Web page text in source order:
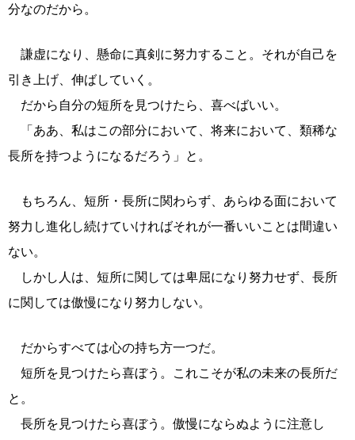
分なのだから。
謙虚になり、懸命に真剣に努力すること。それが自己を
引き上げ、伸ばしていく。
だから自分の短所を見つけたら、喜べばいい。
「ああ、私はこの部分において、将来において、類稀な
長所を持つようになるだろう」と。
もちろん、短所・長所に関わらず、あらゆる面において
努力し進化し続けていければそれが一番いいことは間違い
ない。
しかし人は、短所に関しては卑屈になり努力せず、長所
に関しては傲慢になり努力しない。
だからすべては心の持ち方一つだ。
短所を見つけたら喜ぼう。これこそが私の未来の長所だ
と。
長所を見つけたら喜ぼう。傲慢にならぬように注意し